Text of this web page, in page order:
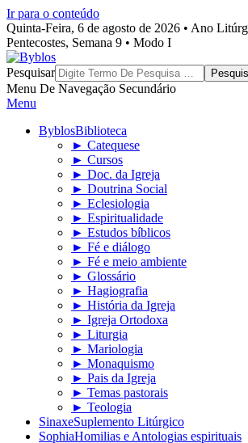
Ir para o conteúdo
Quinta-Feira, 6 de agosto de 2026 • Ano
Pentecostes, Semana 9 • Modo I
Byblos
Pesquisar
Menu De Navegação Secundário
Menu
ByblosBiblioteca
► Catequese
► Cursos
► Doc. da Igreja
► Doutrina Social
► Eclesiologia
► Espiritualidade
► Estudos bíblicos
► Fé e diálogo
► Fé e meio ambiente
► Glossário
► Hagiografia
► História da Igreja
► Igreja Ortodoxa
► Liturgia
► Mariologia
► Monaquismo
► Pais da Igreja
► Temas pastorais
► Teologia
SinaxeSuplemento Litúrgico
SophiaHomilias e Antologias espirituais